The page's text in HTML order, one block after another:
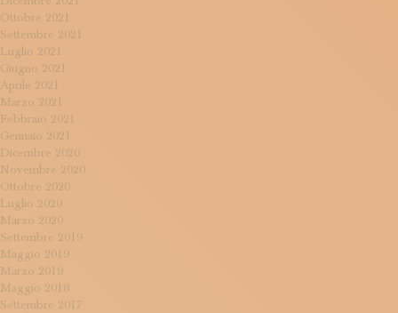
Ottobre 2021
Settembre 2021
Luglio 2021
Giugno 2021
Aprile 2021
Marzo 2021
Febbraio 2021
Gennaio 2021
Dicembre 2020
Novembre 2020
Ottobre 2020
Luglio 2020
Marzo 2020
Settembre 2019
Maggio 2019
Marzo 2019
Maggio 2018
Settembre 2017